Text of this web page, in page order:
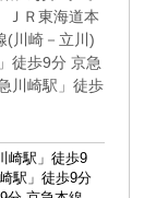
ＪＲ東海道本
(川崎－立川)
徒歩9分 京急
川崎駅」徒歩
崎駅」徒歩9
駅」徒歩9分